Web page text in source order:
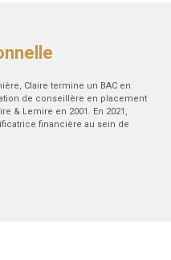
Claire termine un BAC en
de conseillère en placement
& Lemire en 2001. En 2021,
financière au sein de